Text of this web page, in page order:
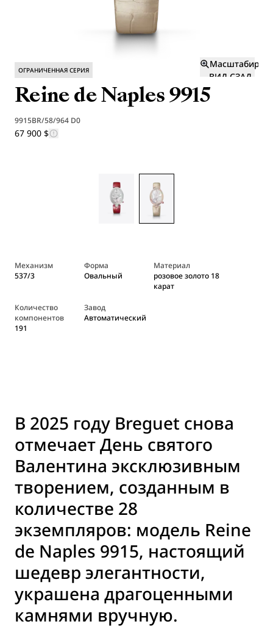
ВИД СЗАД
И
ОГРАНИЧЕННАЯ СЕРИЯ
Reine de Naples 9915
9915BR/58/964 D0
67 900 $
Механизм
537/3
Форма
Овальный
Материал
розовое золото 18
карат
Количество
компонентов
191
Завод
Автоматический
В 2025 году Breguet снова
отмечает День святого
Валентина эксклюзивным
творением, созданным в
количестве 28
экземпляров: модель Reine
de Naples 9915, настоящий
шедевр элегантности,
украшена драгоценными
камнями вручную.